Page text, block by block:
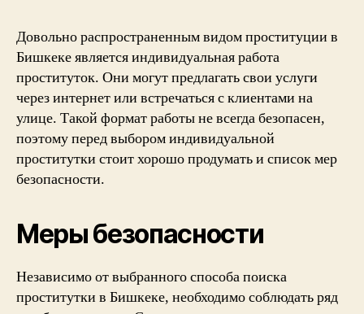
Довольно распространенным видом проституции в
Бишкеке является индивидуальная работа
проституток. Они могут предлагать свои услуги
через интернет или встречаться с клиентами на
улице. Такой формат работы не всегда безопасен,
поэтому перед выбором индивидуальной
проститутки стоит хорошо продумать и список мер
безопасности.
Меры безопасности
Независимо от выбранного способа поиска
проститутки в Бишкеке, необходимо соблюдать ряд